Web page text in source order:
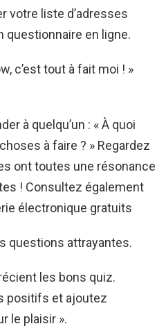
votre liste d’adresses
questionnaire en ligne.
c’est tout à fait moi ! »
à quelqu’un : « À quoi
à faire ? » Regardez
ont toutes une résonance
! Consultez également
électronique gratuits
questions attrayantes.
les bons quiz.
positifs et ajoutez
le plaisir ».